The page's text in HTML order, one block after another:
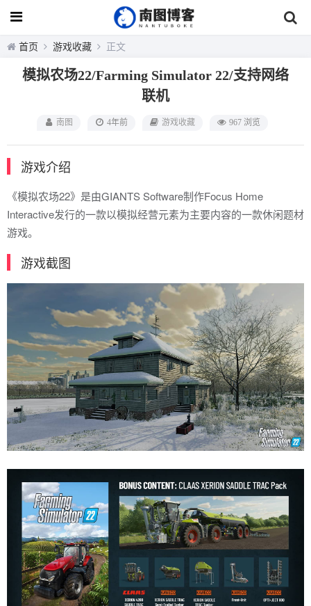
首页 游戏收藏 正文
模拟农场22/Farming Simulator 22/支持网络
联机
南图 4年前 游戏收藏 967 浏览
游戏介绍
《模拟农场22》是由GIANTS Software制作Focus Home
Interactive发行的一款以模拟经营元素为主要内容的一款休闲题材
游戏。
游戏截图